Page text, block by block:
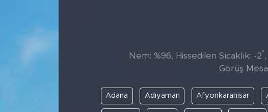
Nem: %96, Hissedilen Sıcaklık: -2°
Görüş
Adana Adıyaman Afyonkarahisar